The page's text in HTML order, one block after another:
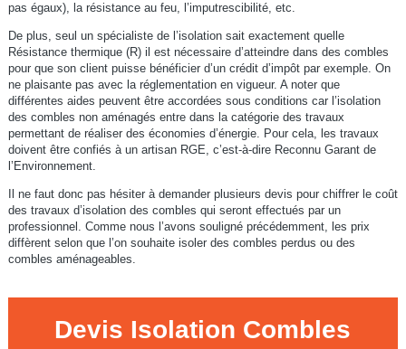
pas égaux), la résistance au feu, l’imputrescibilité, etc.
De plus, seul un spécialiste de l’isolation sait exactement quelle
Résistance thermique (R) il est nécessaire d’atteindre dans des combles
pour que son client puisse bénéficier d’un crédit d’impôt par exemple. On
ne plaisante pas avec la réglementation en vigueur. A noter que
différentes aides peuvent être accordées sous conditions car l’isolation
des combles non aménagés entre dans la catégorie des travaux
permettant de réaliser des économies d’énergie. Pour cela, les travaux
doivent être confiés à un artisan RGE, c’est-à-dire Reconnu Garant de
l’Environnement.
Il ne faut donc pas hésiter à demander plusieurs devis pour chiffrer le coût
des travaux d’isolation des combles qui seront effectués par un
professionnel. Comme nous l’avons souligné précédemment, les prix
diffèrent selon que l’on souhaite isoler des combles perdus ou des
combles aménageables.
Devis Isolation Combles